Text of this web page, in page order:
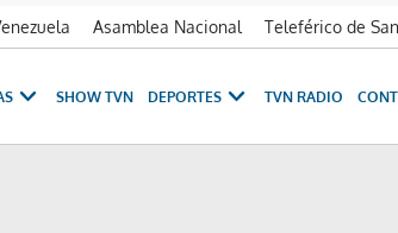
Asamblea Nacional Teleférico de
SHOW TVN DEPORTES TVN RADIO